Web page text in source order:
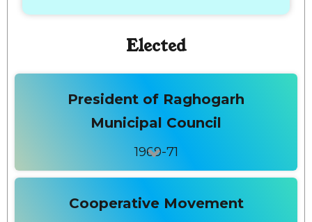
Elected
President of Raghogarh
Municipal Council
1969-71
Cooperative Movement